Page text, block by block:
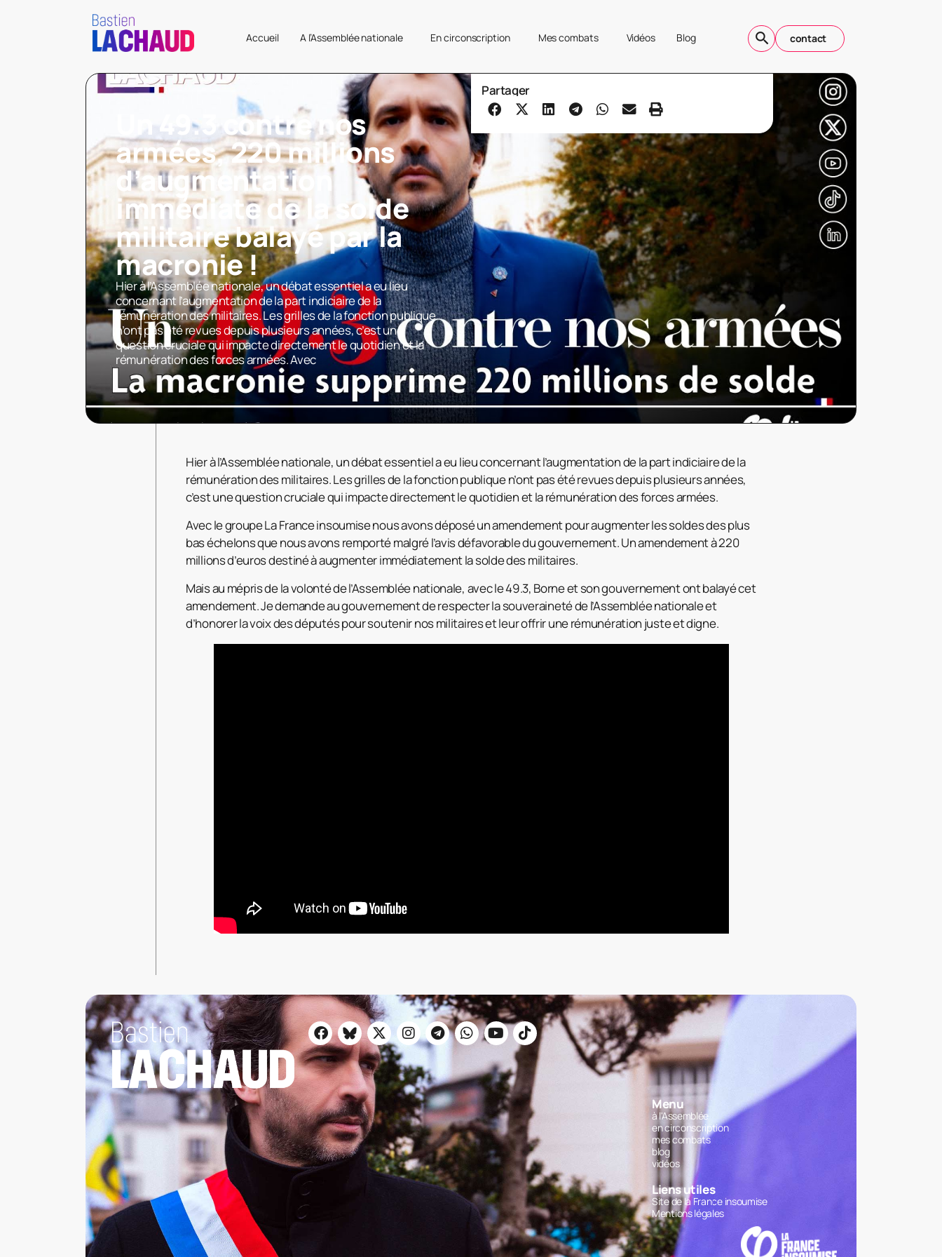
Accueil A l’Assemblée nationale En circonscription Mes combats Vidéos Blog contact
Un 49.3 contre nos
armées, 220 millions
d’augmentation
immédiate de la solde
militaire balayé par la
macronie !
Hier à l’Assemblée nationale, un débat essentiel a eu lieu
concernant l’augmentation de la part indiciaire de la
rémunération des militaires. Les grilles de la fonction publique
n’ont pas été revues depuis plusieurs années, c’est une
question cruciale qui impacte directement le quotidien et la
rémunération des forces armées. Avec
Partager
Hier à l’Assemblée nationale, un débat essentiel a eu lieu concernant l’augmentation de la part indiciaire de la
rémunération des militaires. Les grilles de la fonction publique n’ont pas été revues depuis plusieurs années,
c’est une question cruciale qui impacte directement le quotidien et la rémunération des forces armées.
Avec le groupe La France insoumise nousavons déposé un amendement pour augmenter les soldes des plus
bas échelons que nous avons remporté malgré l’avis défavorable du gouvernement. Un amendement à 220
millions d’euros destiné à augmenter immédiatement la solde des militaires.
Mais au mépris de la volonté de l’Assemblée nationale, avec le 49.3, Borne et son gouvernement ont balayé cet
amendement. Je demande au gouvernement de respecter la souveraineté de l’Assemblée nationale et
d’honorer la voix des députés pour soutenir nos militaires et leur offrir une rémunération juste et digne.
Menu
à l'Assemblée
en circonscription
mes combats
blog
vidéos
Liens utiles
Site de la France insoumise
Mentions légales